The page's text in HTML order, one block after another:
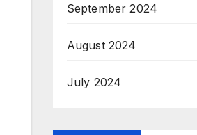
September 2024
August 2024
July 2024